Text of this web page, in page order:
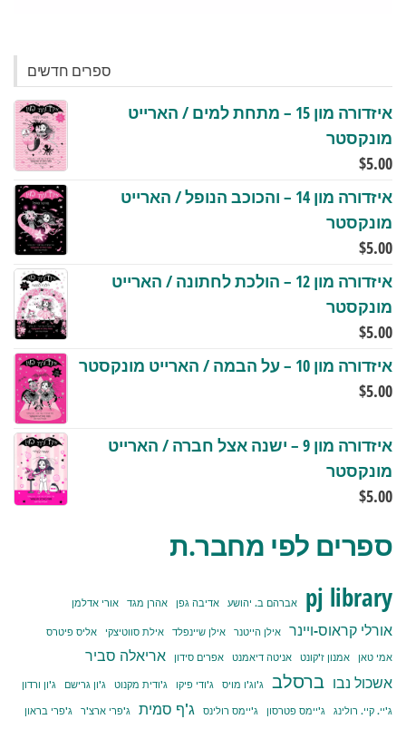
ספרים חדשים
איזדורה מון 15 – מתחת למים / הארייט
מונקסטר
$5.00
איזדורה מון 14 – והכוכב הנופל / הארייט
מונקסטר
$5.00
איזדורה מון 12 – הולכת לחתונה / הארייט
מונקסטר
$5.00
איזדורה מון 10 – על הבמה / הארייט מונקסטר
$5.00
איזדורה מון 9 – ישנה אצל חברה / הארייט
מונקסטר
$5.00
ספרים לפי מחבר.ת
pj library אברהם ב. יהושע אדיבה גפן אהרן מגד אורי אדלמן
אורלי קראוס-ויינר אילן הייטנר אילן שיינפלד אילת סווטיצקי
אליס פיטרס
אמי טאן
אמנון ז'קונט אניטה דיאמנט אפרים סידון
אריאלה סביר
אשכול נבו ברסלב ג'וג'ו מויס ג'ודי פיקו ג'ודית מקנוט ג'ון גרישם ג'ון ורדון
ג'יי. קיי. רולינג ג'יימס פטרסון ג'יימס רולינס ג'ף סמית ג'פרי ארצ'ר
ג'פרי בראון